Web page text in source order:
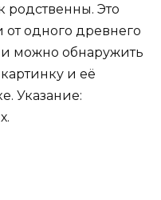
родственны. Это
от одного древнего
можно обнаружить
и её
Указание: